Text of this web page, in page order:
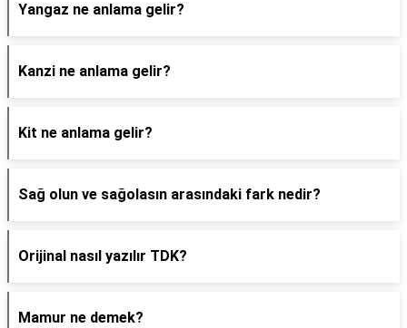
Yangaz ne anlama gelir?
Kanzi ne anlama gelir?
Kit ne anlama gelir?
Sağ olun ve sağolasın arasındaki fark nedir?
Orijinal nasıl yazılır TDK?
Mamur ne demek?